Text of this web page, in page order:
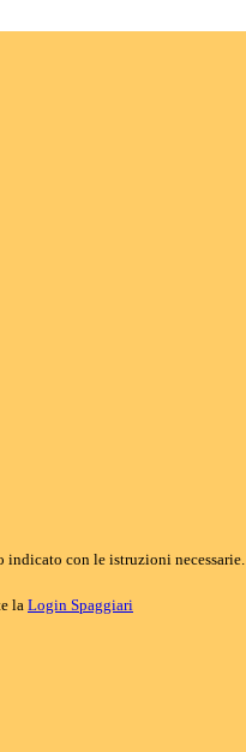
con le istruzioni necessarie.
la Login Spaggiari